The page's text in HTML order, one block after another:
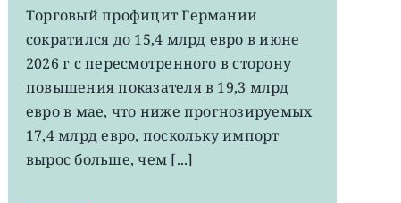
EWG:
немецкий
экспорт
вырос
4-
летнего
Торговый профицит Германии
сократился до 15,4 млрд евро в июне
2026 г с пересмотренного в сторону
повышения показателя в 19,3 млрд
евро в мае, что ниже прогнозируемых
17,4 млрд евро, поскольку импорт
вырос больше, чем [...]